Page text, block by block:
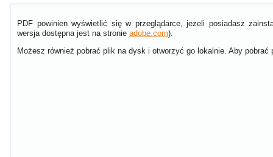
PDF powinien wyświetlić się w przeglądarce, jeżeli posiadasz
wersja dostępna jest na stronie adobe.com).
Możesz również pobrać plik na dysk i otworzyć go lokalnie. Aby